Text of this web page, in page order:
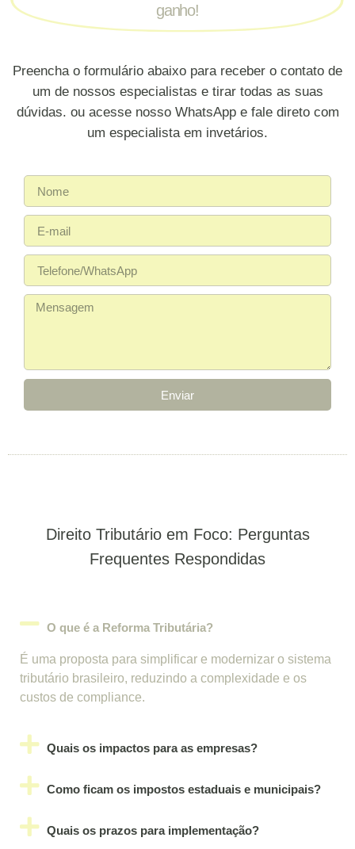
ganho!
Preencha o formulário abaixo para receber o contato de
um de nossos especialistas e tirar todas as suas
dúvidas. ou acesse nosso WhatsApp e fale direto com
um especialista em invetários.
Enviar
Direito Tributário em Foco: Perguntas
Frequentes Respondidas
O que é a Reforma Tributária?
É uma proposta para simplificar e modernizar o sistema
tributário brasileiro, reduzindo a complexidade e os
custos de compliance.
Quais os impactos para as empresas?
Como ficam os impostos estaduais e municipais?
Quais os prazos para implementação?